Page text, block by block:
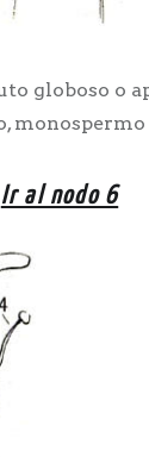
globoso o
monospermo
Ir al nodo 6